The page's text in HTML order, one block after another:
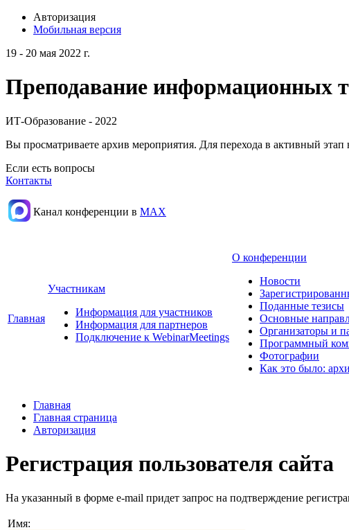
Авторизация
Мобильная версия
19 - 20 мая 2022 г.
Преподавание информационных
ИТ-Образование - 2022
Вы просматриваете архив мероприятия. Для перехода в активный этап
Если есть вопросы
Контакты
Канал конференции в МАХ
Главная
Участникам
Информация для участников
Информация для партнеров
Подключение к WebinarMeetings
О конференции
Новости
Поданные тезисы
Основные
Организаторы и
Программный
Фотографии
Как это было:
Главная
Главная страница
Авторизация
Регистрация пользователя сайта
На указанный в форме e-mail придет запрос на подтверждение
Имя: